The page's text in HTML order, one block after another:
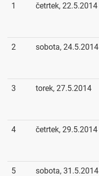
1 četrtek, 22.5.2014
2 sobota, 24.5.2014
3 torek, 27.5.2014
4 četrtek, 29.5.2014
5 sobota, 31.5.2014